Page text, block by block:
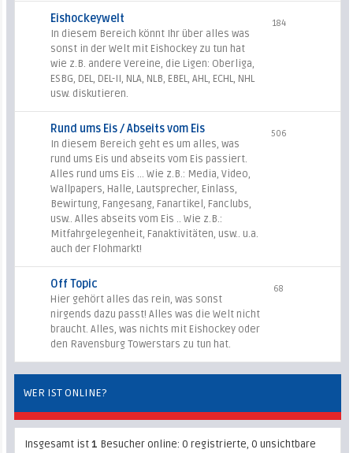
Eishockeywelt
In diesem Bereich könnt Ihr über alles was
sonst in der Welt mit Eishockey zu tun hat
wie z.B. andere Vereine, die Ligen: Oberliga,
ESBG, DEL, DEL-II, NLA, NLB, EBEL, AHL, ECHL, NHL
usw. diskutieren.
184
Rund ums Eis / Abseits vom Eis
In diesem Bereich geht es um alles, was
rund ums Eis und abseits vom Eis passiert.
Alles rund ums Eis ... Wie z.B.: Media, Video,
Wallpapers, Halle, Lautsprecher, Einlass,
Bewirtung, Fangesang, Fanartikel, Fanclubs,
usw.. Alles abseits vom Eis .. Wie z.B.:
Mitfahrgelegenheit, Fanaktivitäten, usw.. u.a.
auch der Flohmarkt!
506
Off Topic
Hier gehört alles das rein, was sonst
nirgends dazu passt! Alles was die Welt nicht
braucht. Alles, was nichts mit Eishockey oder
den Ravensburg Towerstars zu tun hat.
68
WER IST ONLINE?
Insgesamt ist1 Besucher online: 0 registrierte, 0 unsichtbare